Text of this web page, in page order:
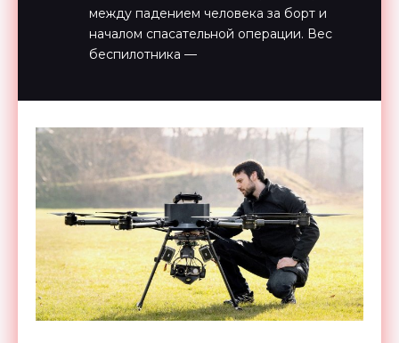
между падением человека за борт и
началом спасательной операции. Вес
беспилотника —